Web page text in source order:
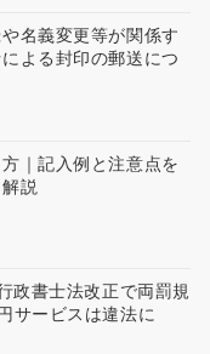
名義変更等が関係す
よる封印の郵送につ
｜記入例と注意点を
説
政書士法改正で両罰規
サービスは違法に